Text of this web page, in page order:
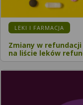
LEKI I FARMACJA
Zmiany w refundacji
na liście leków